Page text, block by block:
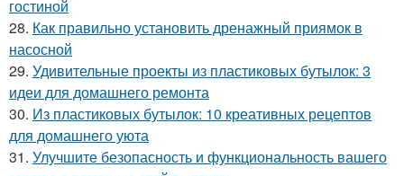
гостиной
28. Как правильно установить дренажный приямок в
насосной
29. Удивительные проекты из пластиковых бутылок: 3
идеи для домашнего ремонта
30. Из пластиковых бутылок: 10 креативных рецептов
для домашнего уюта
31. Улучшите безопасность и функциональность вашего